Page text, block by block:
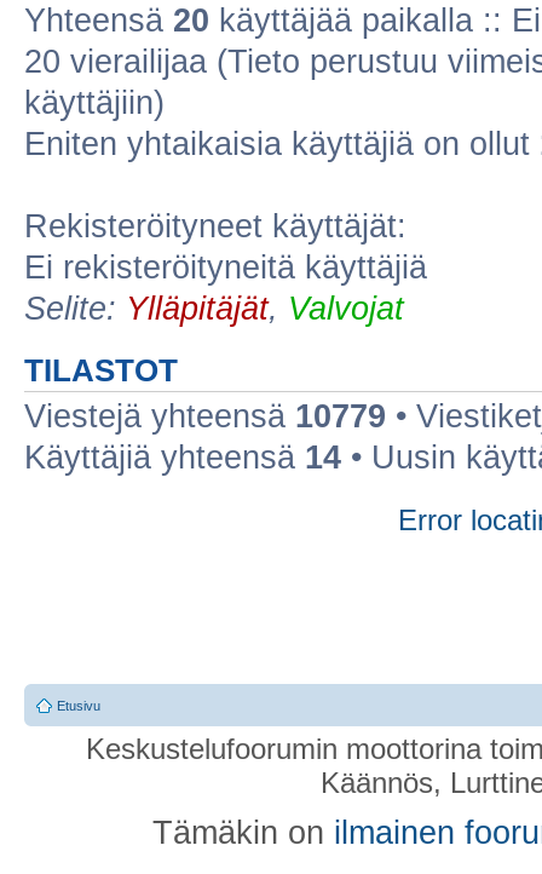
Yhteensä 20 käyttäjää paikalla ::
20 vierailijaa (Tieto perustuu
käyttäjiin)
Eniten yhtaikaisia käyttäjiä on ollut
Rekisteröityneet käyttäjät:
Ei rekisteröityneitä käyttäjiä
Selite: Ylläpitäjät, Valvojat
TILASTOT
Viestejä yhteensä 10779 •
Käyttäjiä yhteensä 14 • Uusin
Error
Etusivu
Keskustelufoorumin moottorina
Käännös,
Tämäkin on ilmainen